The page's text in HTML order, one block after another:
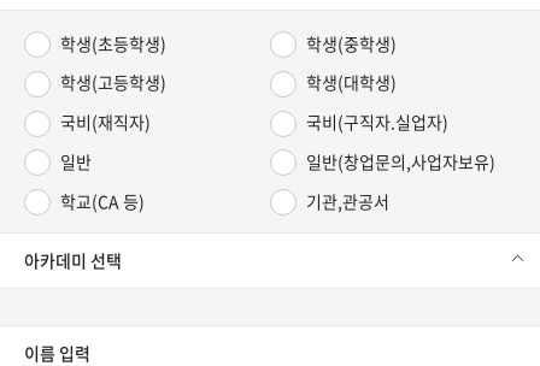
학생(초등학생)
학생(중학생)
학생(고등학생)
학생(대학생)
국비(재직자)
국비(구직자.실업자)
일반
일반(창업문의,사업자보유)
학교(CA 등)
기관,관공서
아카데미 선택
이름 입력